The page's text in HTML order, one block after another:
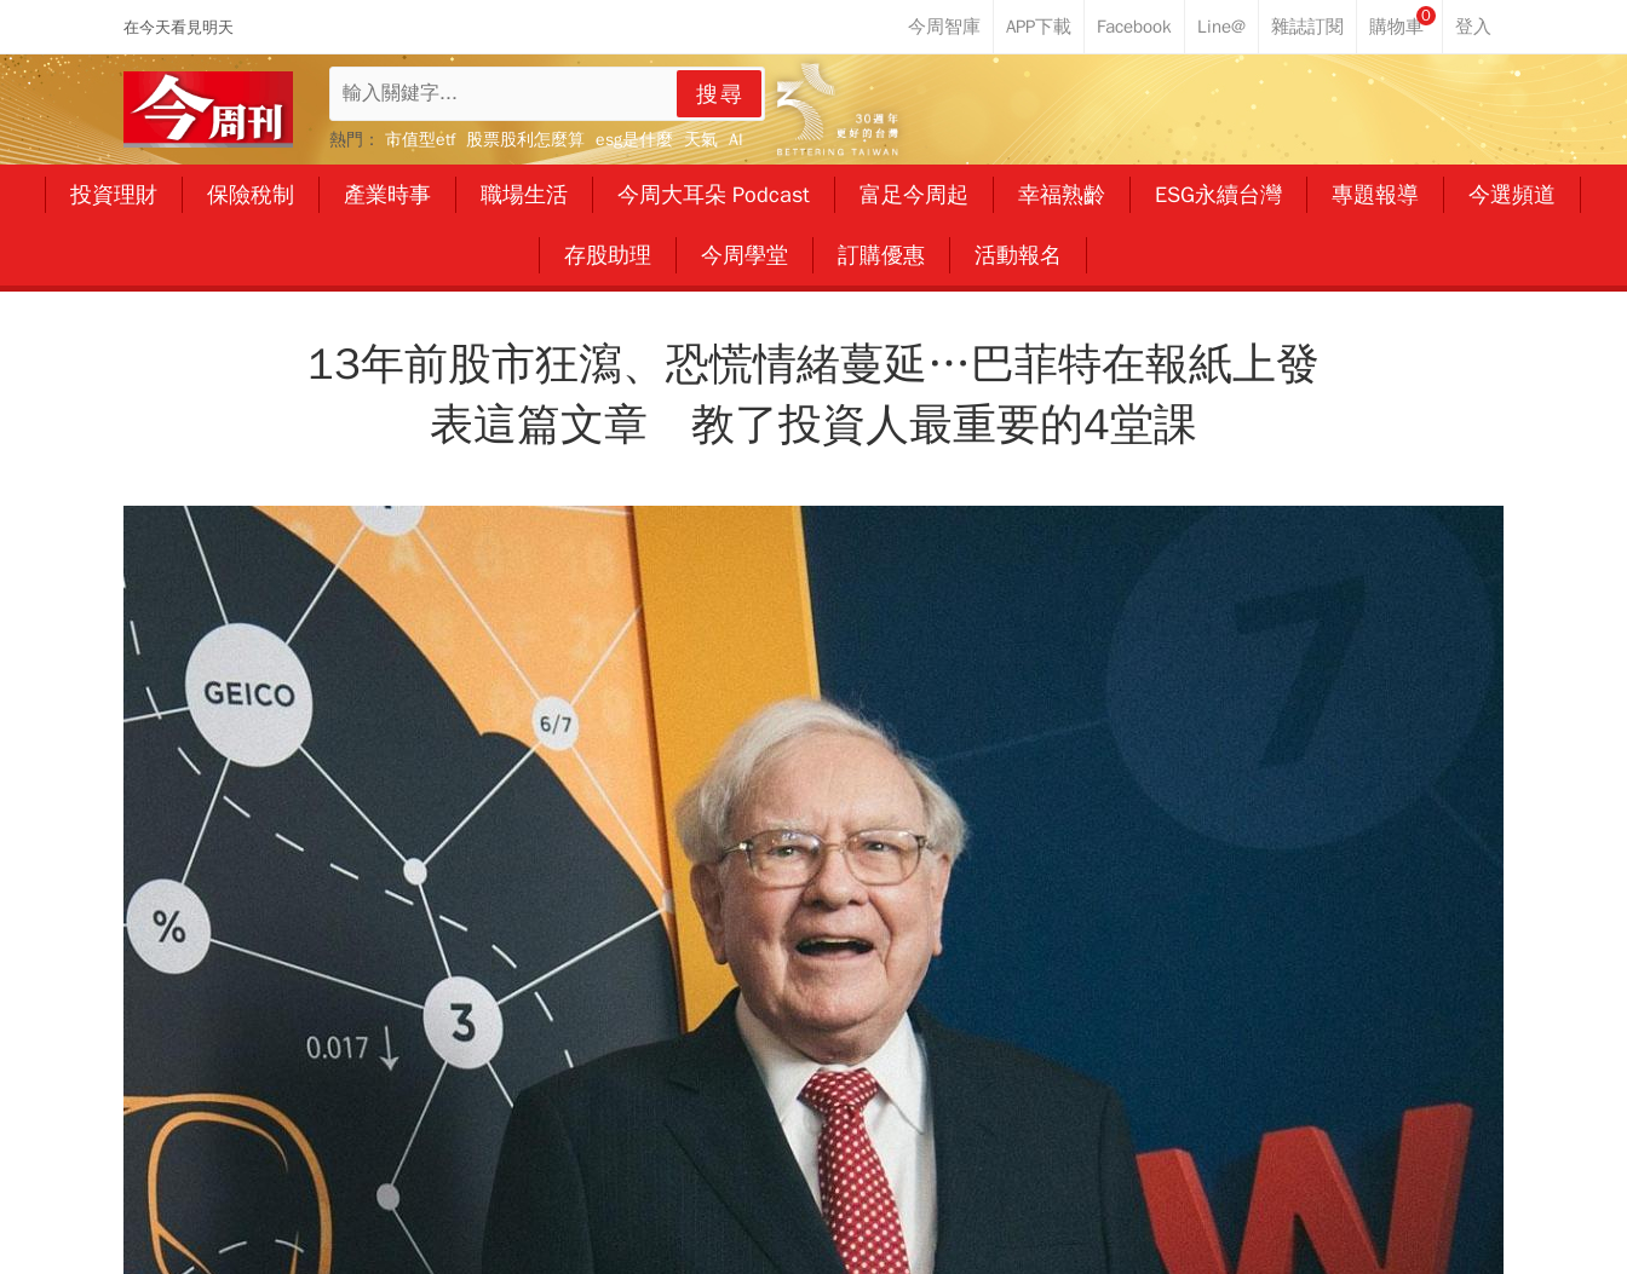
在今天看見明天
0
搜尋
熱門： 市值型etf 股票股利怎麼算 esg是什麼 天氣 AI
投資理財 保險稅制 產業時事 職場生活 今周大耳朵 Podcast 富足今周起 幸福熟齡 ESG永續台灣 專題報導 今選頻道
存股助理 今周學堂 訂購優惠 活動報名
13年前股市狂瀉、恐慌情緒蔓延…巴菲特在報紙上發
表這篇文章 教了投資人最重要的4堂課